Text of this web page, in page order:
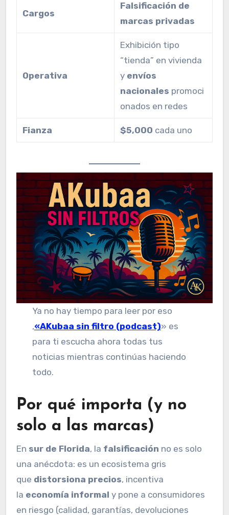
Cargos
Falsificación de
marcas privadas
Operativa
Exhibición tipo
“tienda” en vivienda
y envíos
nacionales promoci
onados en redes
Fianza $5,000 cada uno
Ya no hay tiempo para leer por eso
,«AKubaa sin filtro (podcast)» es
para ti escucha ahora todas tus
noticias mientras continúas haciendo
todo.
Por qué importa (y no
solo a las marcas)
En sur de Florida, la falsificación no es solo
una anécdota: es un ecosistema gris
que distorsiona precios, incentiva
la economía informal y pone a consumidores
en riesgo (calidad, garantías, devoluciones